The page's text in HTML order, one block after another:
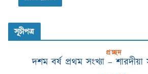
সূচীপত্র
প্রচ্ছদ
দশম বর্ষ প্রথম সংখ্যা – শারদীয়া